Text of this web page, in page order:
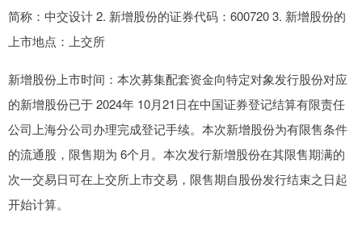
简称：中交设计 2. 新增股份的证券代码：600720 3. 新增股份的
上市地点：上交所
新增股份上市时间：本次募集配套资金向特定对象发行股份对应
的新增股份已于 2024年 10月21日在中国证券登记结算有限责任
公司上海分公司办理完成登记手续。本次新增股份为有限售条件
的流通股，限售期为 6个月。本次发行新增股份在其限售期满的
次一交易日可在上交所上市交易，限售期自股份发行结束之日起
开始计算。